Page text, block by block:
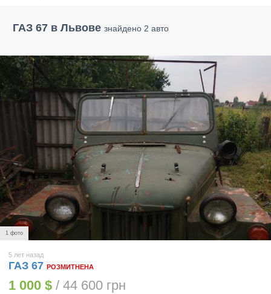
ГАЗ 67 в Львове знайдено 2 авто
1 фото
5 лет назад
ГАЗ 67 РОЗМИТНЕНА
1 000 $ / 44 600 грн